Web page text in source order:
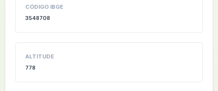
CÓDIGO IBGE
3548708
ALTITUDE
778